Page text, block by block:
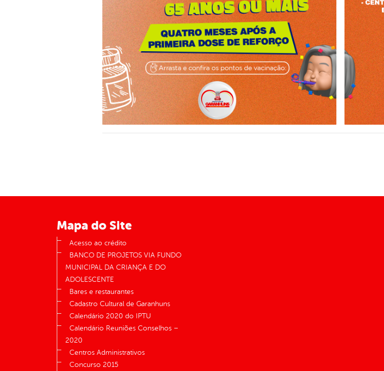
Mapa do Site
Acesso ao crédito
BANCO DE PROJETOS VIA FUNDO
MUNICIPAL DA CRIANÇA E DO
ADOLESCENTE
Bares e restaurantes
Cadastro Cultural de Garanhuns
Calendário 2020 do IPTU
Calendário Reuniões Conselhos –
2020
Centros Administrativos
Concurso 2015